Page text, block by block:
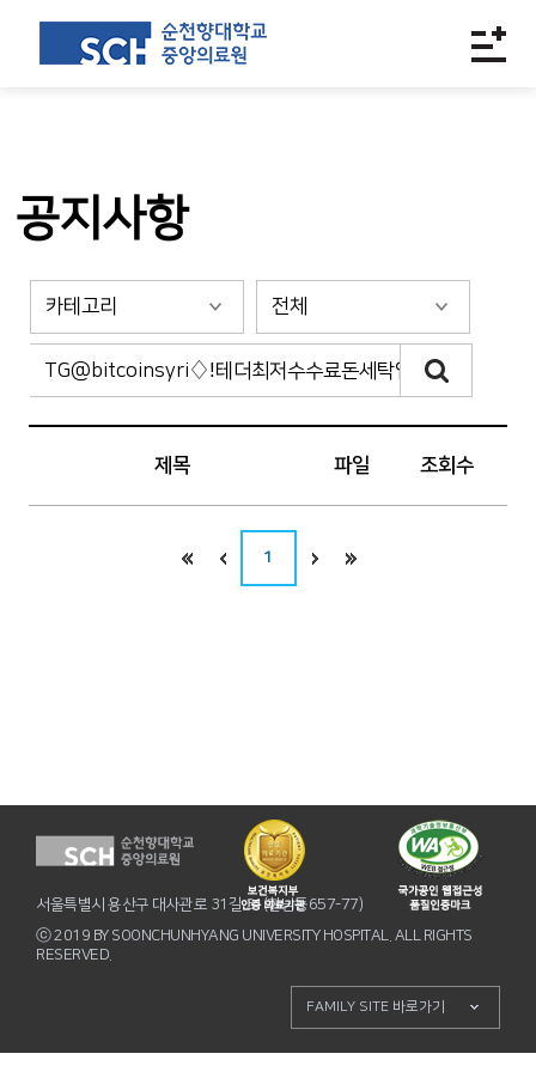
공지사항
제목 파일 조회수
1
서울특별시 용산구 대사관로 31길 31(한남동657-77)
ⓒ 2019 BY SOONCHUNHYANG UNIVERSITY HOSPITAL. ALL RIGHTS
RESERVED.
FAMILY SITE 바로가기